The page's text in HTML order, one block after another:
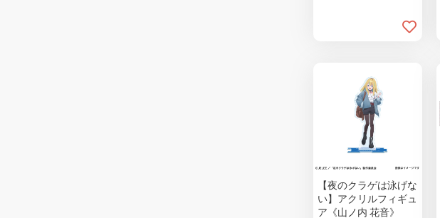
【夜のクラゲは泳げな
い】アクリルフィギュ
ア《山ノ内 花音》